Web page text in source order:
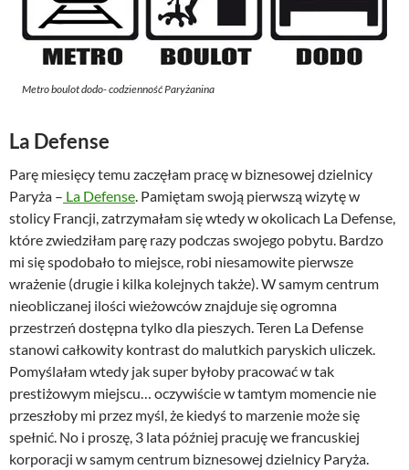
Metro boulot dodo- codzienność Paryżanina
La Defense
Parę miesięcy temu zaczęłam pracę w biznesowej dzielnicy
Paryża – La Defense. Pamiętam swoją pierwszą wizytę w
stolicy Francji, zatrzymałam się wtedy w okolicach La Defense,
które zwiedziłam parę razy podczas swojego pobytu. Bardzo
mi się spodobało to miejsce, robi niesamowite pierwsze
wrażenie (drugie i kilka kolejnych także). W samym centrum
nieobliczanej ilości wieżowców znajduje się ogromna
przestrzeń dostępna tylko dla pieszych. Teren La Defense
stanowi całkowity kontrast do malutkich paryskich uliczek.
Pomyślałam wtedy jak super byłoby pracować w tak
prestiżowym miejscu… oczywiście w tamtym momencie nie
przeszłoby mi przez myśl, że kiedyś to marzenie może się
spełnić. No i proszę, 3 lata później pracuję we francuskiej
korporacji w samym centrum biznesowej dzielnicy Paryża.